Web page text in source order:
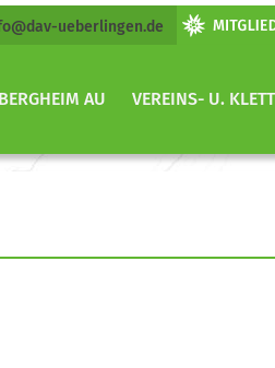
ueberlingen.de
BERGHEIM AU VEREINS- U.